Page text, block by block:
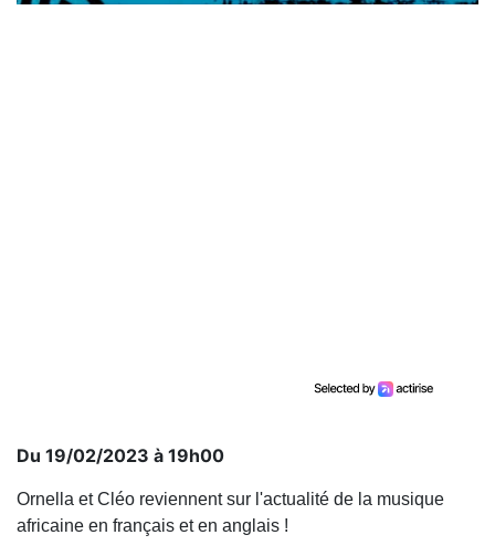
Du 19/02/2023 à 19h00
Ornella et Cléo reviennent sur l'actualité de la musique
africaine en français et en anglais !